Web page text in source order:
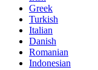
Greek
Turkish
Italian
Danish
Romanian
Indonesian